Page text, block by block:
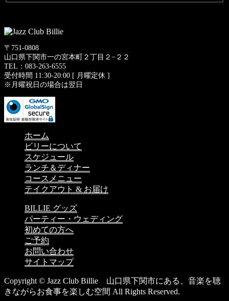
〒751-0808
山口県下関市一の宮本町２丁目２−２２
TEL：083-263-6555
受付時間 11:30-20:00 [ 月曜定休 ]
※月曜祝日の場合は翌日
ホーム
ビリーについて
スケジュール
ランチ＆ディナー
コースメニュー
テイクアウト & お届け
BILLIE グッズ
パーティー・ウェディング
初めての方へ
ご予約
お問い合わせ
サイトマップ
Copyright © Jazz Club Billie 山口県下関市にある、音楽を聴
きながらお食事を楽しむ空間 All Rights Reserved.